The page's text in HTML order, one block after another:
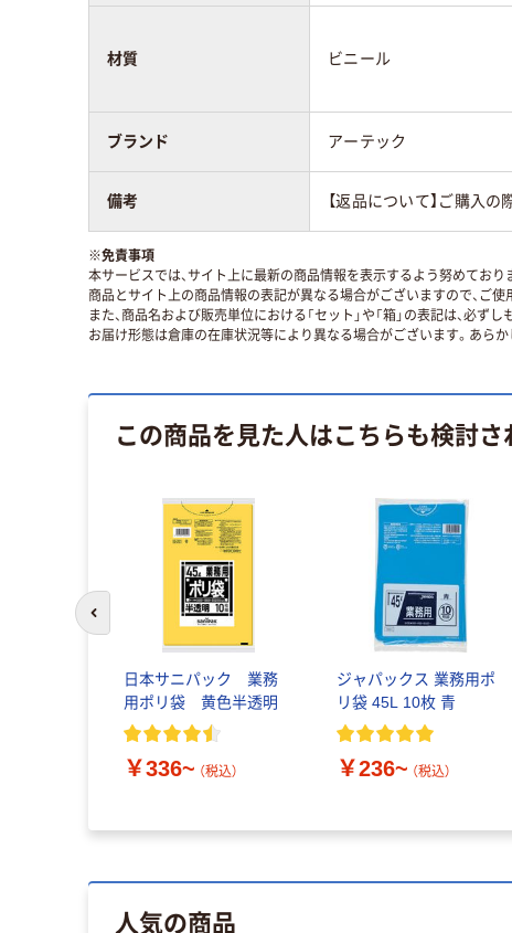
材質 ビニール
ブランド アーテック
備考 【返品について】ご購入
※免責事項
本サービスでは、サイト上に最新の商品情報を表示するよう努めており
商品とサイト上の商品情報の表記が異なる場合がございますので、ご
また、商品名および販売単位における「セット」や「箱」の表記は、必ず
お届け形態は倉庫の在庫状況等により異なる場合がございます。あらか
この商品を見た人はこちらも検討
日本サニパック 業務
用ポリ袋 黄色半透明
￥336~ （税込）
ジャパックス 業務用ポ
リ袋 45L 10枚 青
￥236~ （税込）
前のスライドへ
人気の商品